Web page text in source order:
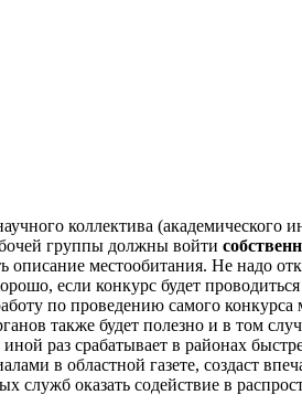
коллектива (академического
группы должны войти
местообитания. Не надо
если конкурс будет
по проведению самого конкурса
также будет полезно и в том
раз срабатывает в районах
в областной газете, создаст
служб оказать содействие в